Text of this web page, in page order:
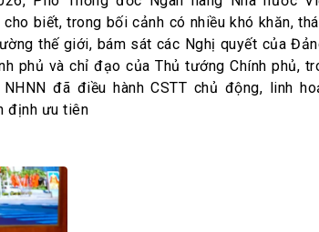
cho biết, trong bối cảnh có nhiều khó khăn,
thế giới, bám sát các Nghị quyết của
phủ và chỉ đạo của Thủ tướng Chính phủ,
NHNN đã điều hành CSTT chủ động, linh
định ưu tiên